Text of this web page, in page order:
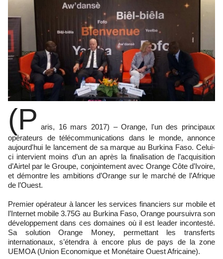
(P aris, 16 mars 2017) – Orange, l'un des principaux
opérateurs de télécommunications dans le monde, annonce
aujourd'hui le lancement de sa marque au Burkina Faso. Celui-
ci intervient moins d’un an après la finalisation de l’acquisition
d’Airtel par le Groupe, conjointement avec Orange Côte d’Ivoire,
et démontre les ambitions d’Orange sur le marché de l’Afrique
de l’Ouest.
Premier opérateur à lancer les services financiers sur mobile et
l’Internet mobile 3.75G au Burkina Faso, Orange poursuivra son
développement dans ces domaines où il est leader incontesté.
Sa solution Orange Money, permettant les transferts
internationaux, s’étendra à encore plus de pays de la zone
UEMOA (Union Economique et Monétaire Ouest Africaine).